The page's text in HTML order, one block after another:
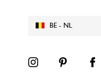
BE - NL